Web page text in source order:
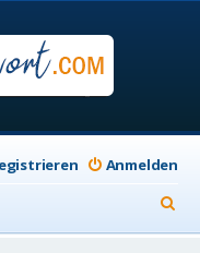
Anmelden
u